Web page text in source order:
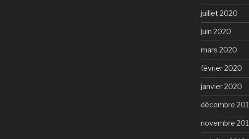
juillet 2020
juin 2020
mars 2020
février 2020
janvier 2020
décembre
novembre